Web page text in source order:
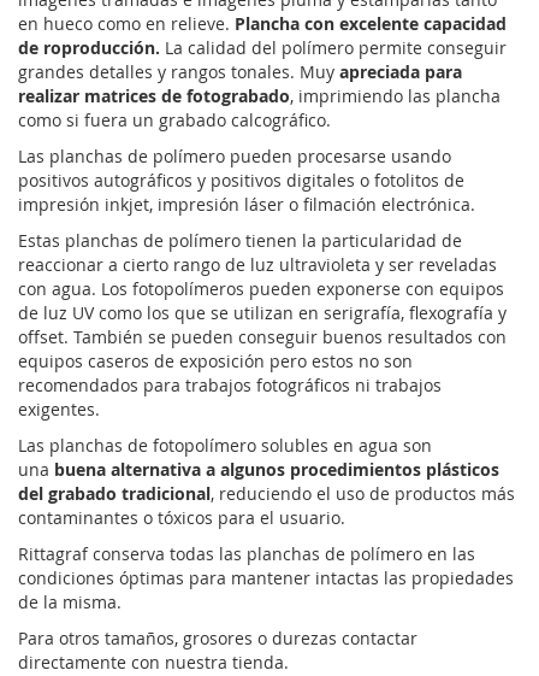
en hueco como en relieve. Plancha con excelente capacidad
de roproducción. La calidad del polímero permite conseguir
grandes detalles y rangos tonales. Muy apreciada para
realizar matrices de fotograbado, imprimiendo las plancha
como si fuera un grabado calcográfico.
Las planchas de polímero pueden procesarse usando
positivos autográficos y positivos digitales o fotolitos de
impresión inkjet, impresión láser o filmación electrónica.
Estas planchas de polímero tienen la particularidad de
reaccionar a cierto rango de luz ultravioleta y ser reveladas
con agua. Los fotopolímeros pueden exponerse con equipos
de luz UV como los que se utilizan en serigrafía, flexografía y
offset. También se pueden conseguir buenos resultados con
equipos caseros de exposición pero estos no son
recomendados para trabajos fotográficos ni trabajos
exigentes.
Las planchas de fotopolímero solubles en agua son
una buena alternativa a algunos procedimientos plásticos
del grabado tradicional, reduciendo el uso de productos más
contaminantes o tóxicos para el usuario.
Rittagraf conserva todas las planchas de polímero en las
condiciones óptimas para mantener intactas las propiedades
de la misma.
Para otros tamaños, grosores o durezas contactar
directamente con nuestra tienda.